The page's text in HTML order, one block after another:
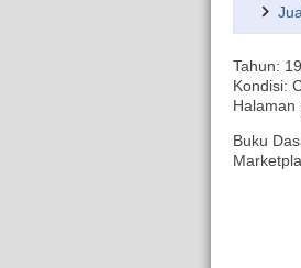
Tahun:
Kondisi:
Halaman
Buku